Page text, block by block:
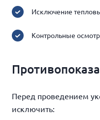
Исключение
Контрольные
Перед проведением
исключить: